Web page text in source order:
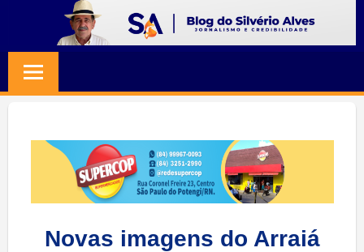
content
SILVERIO
ALVES
Jornalismo
Credibilidade
Novas imagens do Arraiá